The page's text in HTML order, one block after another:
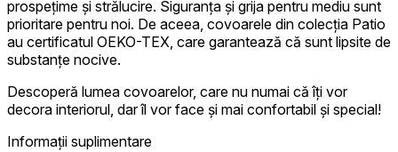
prospețime și strălucire. Siguranța și grija pentru mediu sunt
prioritare pentru noi. De aceea, covoarele din colecția Patio
au certificatul OEKO-TEX, care garantează că sunt lipsite de
substanțe nocive.
Descoperă lumea covoarelor, care nu numai că îți vor
decora interiorul, dar îl vor face și mai confortabil și special!
Informații suplimentare